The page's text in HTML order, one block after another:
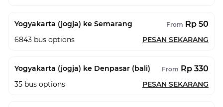
Yogyakarta (jogja) ke Semarang From Rp 50
6843 bus options PESAN SEKARANG
Yogyakarta (jogja) ke Denpasar (bali) From Rp 330
35 bus options PESAN SEKARANG